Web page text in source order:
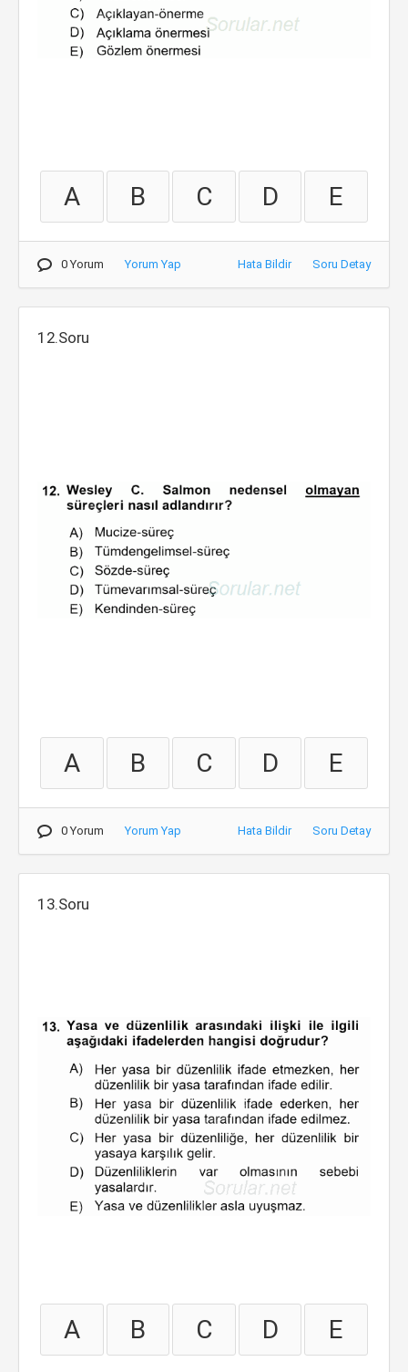
A B C D E
0 Yorum Yorum Yap Hata Bildir Soru Detay
12.Soru
A B C D E
0 Yorum Yorum Yap Hata Bildir Soru Detay
13.Soru
A B C D E